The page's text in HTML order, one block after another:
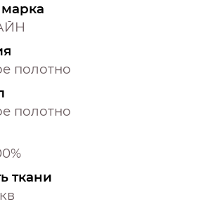
полотно
полотно
ткани